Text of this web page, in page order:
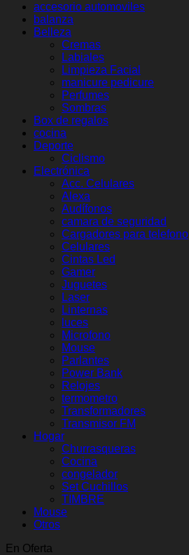
accesorio automoviles
balanza
Belleza
Cremas
Labiales
Limpieza Facial
manicure pedicure
Perfumes
Sombras
Box de regalos
cocina
Deporte
Ciclismo
Electrónica
Acc. Celulares
Alexa
Audífonos
camara de seguridad
Cargadores para telefono
Celulares
Cintas Led
Gamer
Juguetes
Laser
Linternas
luces
Microfono
Mouse
Parlantes
Power Bank
Relojes
termometro
Transformadores
Transmisor FM
Hogar
Churrasqueras
Cocina
congelador
Set Cuchillos
TIMBRE
Mouse
Otros
En Oferta